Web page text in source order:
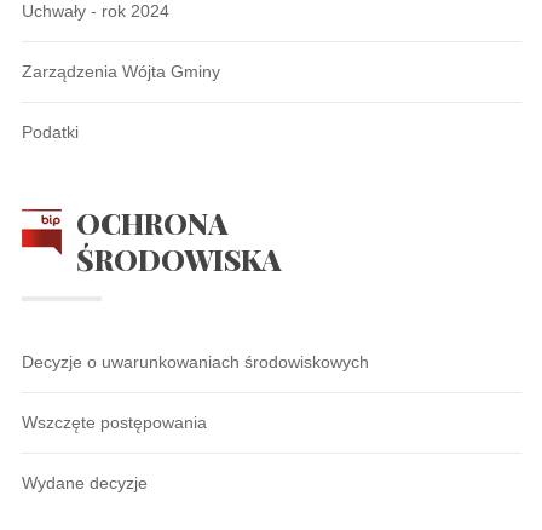
Uchwały - rok 2024
Zarządzenia Wójta Gminy
Podatki
OCHRONA
ŚRODOWISKA
Decyzje o uwarunkowaniach środowiskowych
Wszczęte postępowania
Wydane decyzje